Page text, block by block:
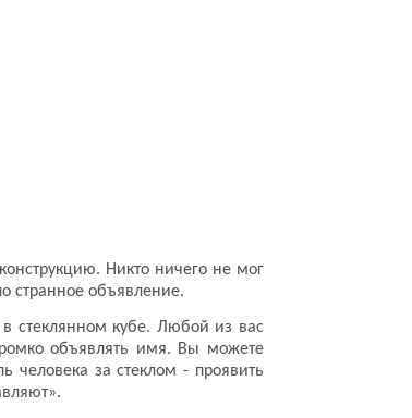
Никто ничего не мог
странное объявление.
стеклянном кубе. Любой из вас
объявлять имя. Вы можете
человека за стеклом - проявить